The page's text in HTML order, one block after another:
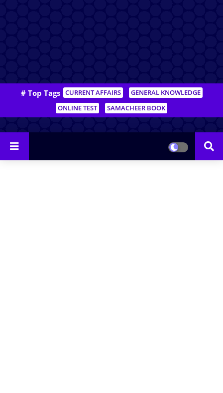
# Top Tags CURRENT AFFAIRS
GENERAL KNOWLEDGE
ONLINE TEST
SAMACHEER BOOK